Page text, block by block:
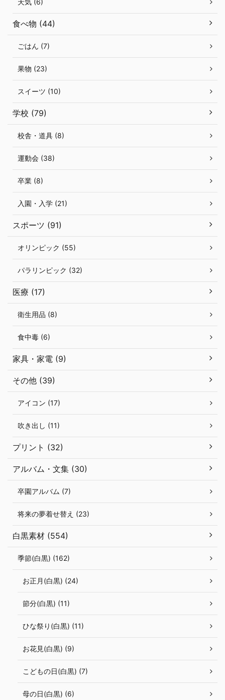
食べ物 (44)
ごはん (7)
果物 (23)
スイーツ (10)
学校 (79)
校舎・道具 (8)
運動会 (38)
卒業 (8)
入園・入学 (21)
スポーツ (91)
オリンピック (55)
パラリンピック (32)
医療 (17)
衛生用品 (8)
食中毒 (6)
家具・家電 (9)
その他 (39)
アイコン (17)
吹き出し (11)
プリント (32)
アルバム・文集 (30)
卒園アルバム (7)
将来の夢着せ替え (23)
白黒素材 (554)
季節(白黒) (162)
お正月(白黒) (24)
節分(白黒) (11)
ひな祭り(白黒) (11)
お花見(白黒) (9)
こどもの日(白黒) (7)
母の日(白黒) (6)